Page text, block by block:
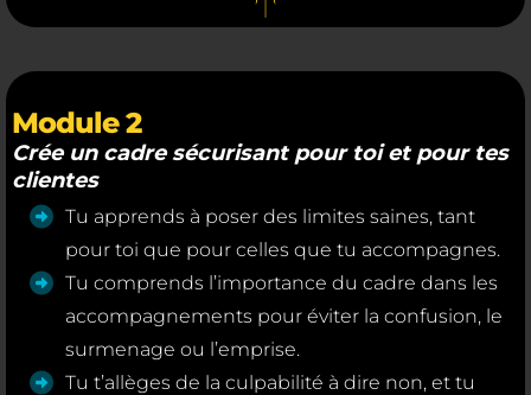
Module 2
Crée un cadre sécurisant pour toi et pour tes
clientes
Tu apprends à poser des limites saines, tant
pour toi que pour celles que tu accompagnes.
Tu comprends l’importance du cadre dans les
accompagnements pour éviter la confusion, le
surmenage ou l’emprise.
Tu t’allèges de la culpabilité à dire non, et tu